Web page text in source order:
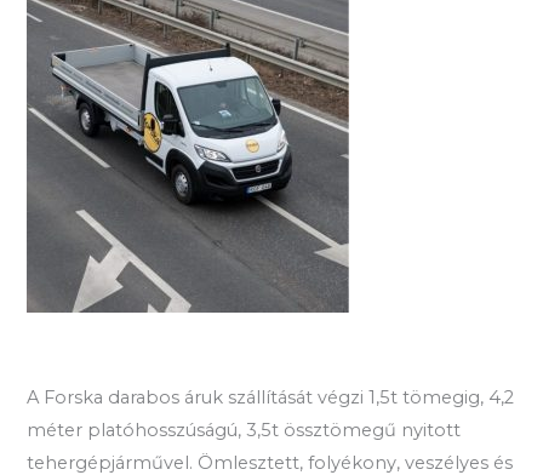
A Forska darabos áruk szállítását végzi 1,5t tömegig, 4,2
méter platóhosszúságú, 3,5t össztömegű nyitott
tehergépjárművel. Ömlesztett, folyékony, veszélyes és